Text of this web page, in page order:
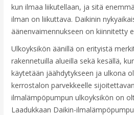
kun ilmaa liikutellaan, ja sitä
ilman on liikuttava. Daikinin
äänenvaimennukseen on kiinnitetty
Ulkoyksikön äänillä on erityistä
rakennetuilla alueilla sekä kesällä,
käytetään jäähdytykseen ja ulkona
kerrostalon parvekkeelle
ilmalämpöpumpun ulkoyksikön on
Laadukkaan Daikin-